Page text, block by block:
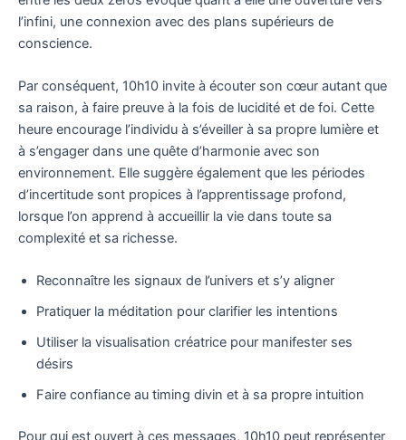
l’infini, une connexion avec des plans supérieurs de
conscience.
Par conséquent, 10h10 invite à écouter son cœur autant que
sa raison, à faire preuve à la fois de lucidité et de foi. Cette
heure encourage l’individu à s’éveiller à sa propre lumière et
à s’engager dans une quête d’harmonie avec son
environnement. Elle suggère également que les périodes
d’incertitude sont propices à l’apprentissage profond,
lorsque l’on apprend à accueillir la vie dans toute sa
complexité et sa richesse.
Reconnaître les signaux de l’univers et s’y aligner
Pratiquer la méditation pour clarifier les intentions
Utiliser la visualisation créatrice pour manifester ses
désirs
Faire confiance au timing divin et à sa propre intuition
Pour qui est ouvert à ces messages, 10h10 peut représenter